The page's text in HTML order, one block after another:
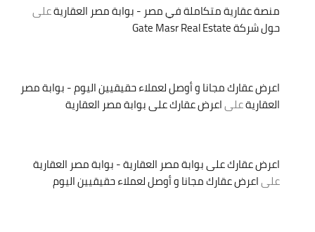
منصة عقارية متكاملة في مصر - بوابة مصر العقاريةعلى
حول شركة Gate Masr Real Estate
اعرض عقارك مجانا و أوصل لعملاء حقيقيين اليوم - بوابة مصر
العقاريةعلىاعرض عقارك على بوابة مصر العقارية
اعرض عقارك على بوابة مصر العقارية - بوابة مصر العقارية
علىاعرض عقارك مجانا و أوصل لعملاء حقيقيين اليوم